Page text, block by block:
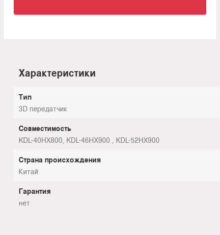
Характеристики
Тип
3D передатчик
Совместимость
KDL-40HX800, KDL-46HX900 , KDL-52HX900
Страна происхождения
Китай
Гарантия
нет